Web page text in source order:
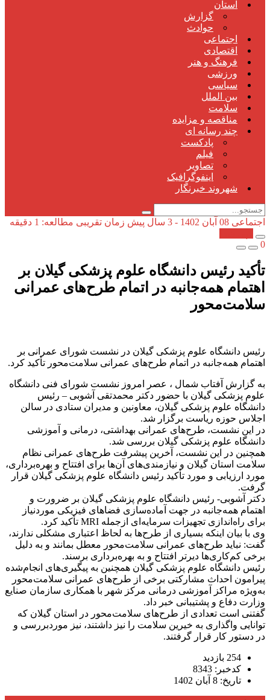
استان
گزارش
حوادث
اجتماعی
اقتصادی
فرهنگ و هنر
ورزشی
سیاسی
بین الملل
سلامت
مناقصه و مزایده
چند رسانه ای
پادکست
فیلم
تصاویر
اینفوگرافیک
شهروند خبرنگار
اجتماعی 08 آبان 1402 - 3 سال پیش
زمان تقریبی مطالعه: 1 دقیقه
0
تأکید رئیس دانشگاه علوم پزشکی گیلان بر
اهتمام همه‌جانبه در اتمام طرح‌های عمرانی
سلامت‌محور
رئیس دانشگاه علوم پزشکی گیلان در نشست شورای عمرانی بر
اهتمام همه‌جانبه در اتمام طرح‌های عمرانی سلامت‌محور تأکید کرد.
به گزارش آفتاب شمال ، عصر امروز نشست شورای فنی دانشگاه
علوم پزشکی گیلان با حضور دکتر محمدتقی آشوبی – رئیس
دانشگاه علوم پزشکی گیلان، معاونین و مدیران ستادی در سالن
اجلاس حوزه ریاست برگزار شد.
در این نشست، طرح‌های عمرانی بهداشتی، درمانی و آموزشی
دانشگاه علوم پزشکی گیلان بررسی شد.
همچنین در این نشست، آخرین پیشرفت طرح‌های عمرانی نظام
سلامت استان گیلان و نیازمندی‌های آن‌ها برای افتتاح و بهره‌برداری،
مورد ارزیابی و مورد تأکید رئیس دانشگاه علوم پزشکی گیلان قرار
گرفت.
دکتر آشوبی- رئیس دانشگاه علوم پزشکی گیلان بر ضرورت و
اهتمام همه‌جانبه در جهت آماده‌سازی فضاهای فیزیکی موردنیاز
برای راه‌اندازی تجهیزات سرمایه‌ای ازجمله MRI تأکید کرد.
وی با بیان اینکه بسیاری از طرح‌ها به لحاظ اعتباری مشکلی ندارند،
گفت: نباید طرح‌های عمرانی سلامت‌محور معطل بمانند و به دلیل
برخی کم‌کاری‌ها دیرتر افتتاح و به بهره‌برداری برسند.
رئیس دانشگاه علوم پزشکی گیلان همچنین به پیگیری‌های انجام‌شده
پیرامون احداث مشارکتی برخی از طرح‌های عمرانی سلامت‌محور
به‌ویژه مراکز آموزشی درمانی مرکز شهر با همکاری سازمان صنایع
وزارت دفاع و پشتیبانی خبر داد.
گفتنی است تعدادی از طرح‌های سلامت‌محور در استان گیلان که
توانایی واگذاری به خیرین سلامت را نیز داشتند، نیز موردبررسی و
در دستور کار قرار گرفتند.
254 بازدید
کدخبر: 8343
تاریخ: 8 آبان 1402